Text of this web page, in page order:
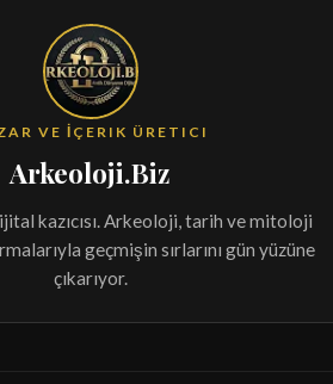
VE İÇERIK ÜRETICI
Arkeoloji.Biz
kazıcısı. Arkeoloji, tarih ve mitoloji
geçmişin sırlarını gün yüzüne
çıkarıyor.